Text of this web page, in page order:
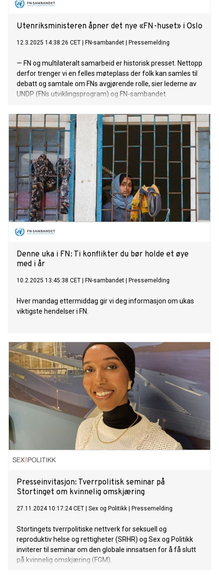
Utenriksministeren åpner det nye «FN-huset» i Oslo
12.3.2025 14:38:26 CET FN-sambandet Pressemelding
— FN og multilateralt samarbeid er historisk presset. Nettopp
derfor trenger vi en felles møteplass der folk kan samles til
debatt og samtale om FNs avgjørende rolle, sier lederne av
UNDP (FNs utviklingsprogram) og FN-sambandet.
Denne uka i FN: Ti konflikter du bør holde et øye
med i år
10.2.2025 13:45:38 CET FN-sambandet Pressemelding
Hver mandag ettermiddag gir vi deg informasjon om ukas
viktigste hendelser i FN.
Presseinvitasjon: Tverrpolitisk seminar på
Stortinget om kvinnelig omskjæring
27.11.2024 10:17:24 CET Sex og Politikk Pressemelding
Stortingets tverrpolitiske nettverk for seksuell og
reproduktiv helse og rettigheter (SRHR) og Sex og Politikk
inviterer til seminar om den globale innsatsen for å få slutt
på kvinnelig omskjæring (FGM).